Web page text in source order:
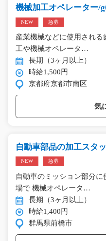
機械加工オペレーター/
NEW 急募
産業機械などに使用され
工や機械オペレータ…
長期（3ヶ月以上）
時給1,500円
京都府京都市南区
気
自動車部品の加工スタ
NEW 急募
自動車のミッション部分
場で 機械オペレータ…
長期（3ヶ月以上）
時給1,400円
群馬県前橋市